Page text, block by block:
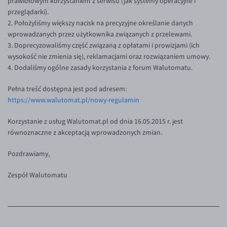
Inne pary walutowe
AUD/PLN
BGN/PLN
CAD/PLN
HKD/PLN
ILS/PLN
NZD/PLN
RON/PLN
TRY/PLN
Aplikacja mobilna
Bezpieczeństwo
Pomoc
Konto i opłaty
Banki i przelewy
Słowniczek
Poradnik
KONTAKT
Dla mediów
PL
przeglądarki).
2. Położyliśmy większy nacisk na precyzyjne określanie danych
wprowadzanych przez użytkownika związanych z przelewami.
3. Doprecyzowaliśmy część związaną z opłatami i prowizjami (ich
wysokość nie zmienia się), reklamacjami oraz rozwiązaniem umowy.
4. Dodaliśmy ogólne zasady korzystania z forum Walutomatu.
Pełna treść dostępna jest pod adresem:
https://www.walutomat.pl/nowy-regulamin
Korzystanie z usług Walutomat.pl od dnia 16.05.2015 r. jest
równoznaczne z akceptacją wprowadzonych zmian.
Pozdrawiamy,
Zespół Walutomatu